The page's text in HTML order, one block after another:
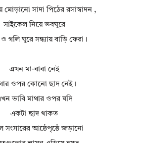
মোড়ানো সাদা পিঠের রসাস্বাদন ,
সাইকেল নিয়ে ভবঘুরে
গলি ঘুরে সন্ধ্যায় বাড়ি ফেরা।
এখন মা-বাবা নেই
ওপর কোনো ছাদ নেই।
ভাবি মাথার ওপর যদি
একটা ছাদ থাকত
সংসারের আষ্ঠেপৃষ্ঠে জড়ানো